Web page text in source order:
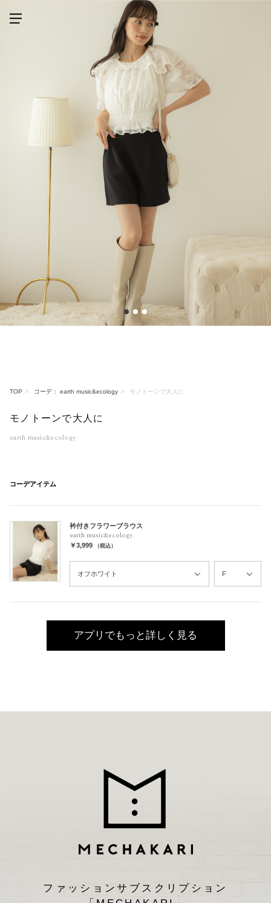
TOP コーデ： earth music&ecology モノトーンで大人に
モノトーンで大人に
earth music&ecology
コーデアイテム
衿付きフラワーブラウス
earth music&ecology
￥3,999 （税込）
アプリでもっと詳しく見る
1 2 3
ファッションサブスクリプション